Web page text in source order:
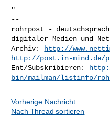
"
--
rohrpost -
digitaler Medien und
Archiv:
http://
http://post.in-mind.de/
Ent/Subskribieren:
bin/mailman/listinfo/
Vorherige Nachricht
Nach Thread sortieren